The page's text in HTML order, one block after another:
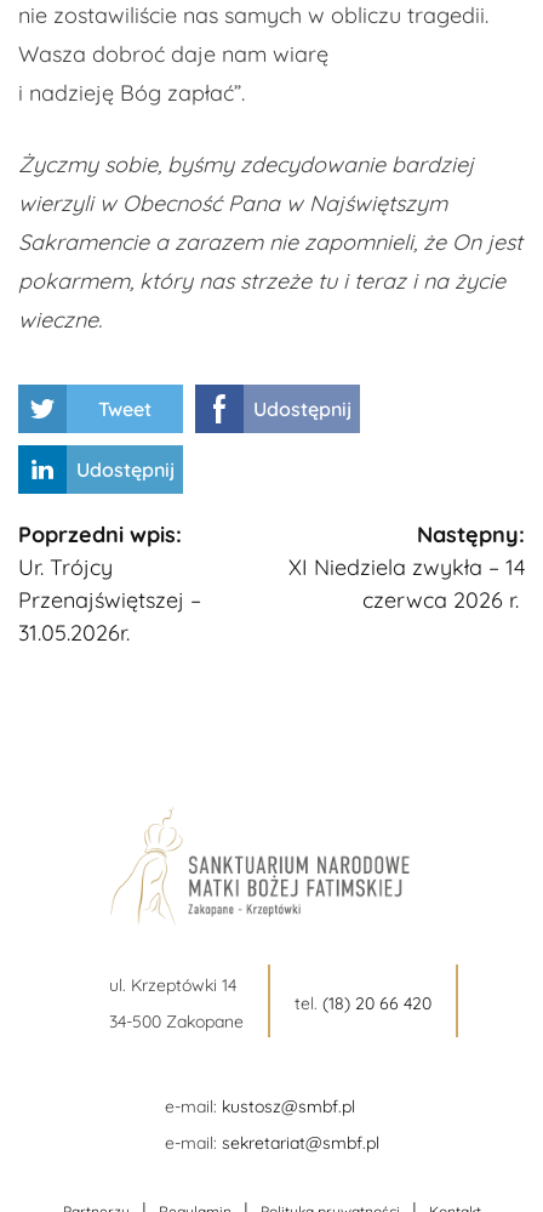
nie zostawiliście nas samych w obliczu tragedii.
Wasza dobroć daje nam wiarę
i nadzieję Bóg zapłać”.
Życzmy sobie, byśmy zdecydowanie bardziej
wierzyli w Obecność Pana w Najświętszym
Sakramencie a zarazem nie zapomnieli, że On jest
pokarmem, który nas strzeże tu i teraz i na życie
wieczne.
Tweet Udostępnij
Udostępnij
Kontynuuj
czytanie
Poprzedni wpis:
Ur. Trójcy
Przenajświętszej –
31.05.2026r.
Następny:
​XI Niedziela zwykła – 14
czerwca 2026 r.
ul. Krzeptówki 14
34-500 Zakopane
tel. (18) 20 66 420
e-mail: kustosz@smbf.pl
e-mail: sekretariat@smbf.pl